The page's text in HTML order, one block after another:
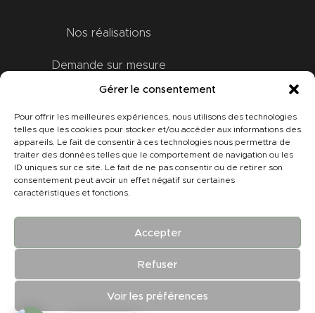
Gérer le consentement
Pour offrir les meilleures expériences, nous utilisons des technologies
telles que les cookies pour stocker et/ou accéder aux informations des
appareils. Le fait de consentir à ces technologies nous permettra de
traiter des données telles que le comportement de navigation ou les
ID uniques sur ce site. Le fait de ne pas consentir ou de retirer son
consentement peut avoir un effet négatif sur certaines
caractéristiques et fonctions.
Accepter
Refuser
Voir les préférences
Nos réalisations
Demande sur mesure
Bon Cadeau
Contact
A propos
Mon compte
Tous droits réservés © |CGV|Mentions
Design